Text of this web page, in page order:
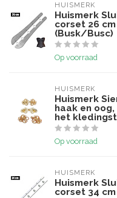
HUISMERK
Huismerk
corset 26
(Busk/Busc)
Op voorraad
HUISMERK
Huismerk
haak en
het
Op voorraad
HUISMERK
Huismerk
corset 34